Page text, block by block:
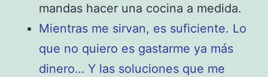
mandas hacer una cocina a medida.
Mientras me sirvan, es suficiente. Lo
que no quiero es gastarme ya más
dinero… Y las soluciones que me